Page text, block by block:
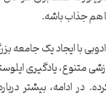
هم جذاب باشه.
با ایجاد یک جامعه
متنوع، یادگیری
در ادامه، بیشتر